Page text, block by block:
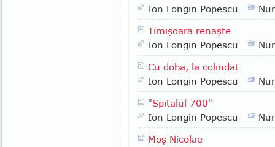
Ion Longin Popescu
Timişoara renaşte
Ion Longin Popescu
Cu doba, la colindat
Ion Longin Popescu
"Spitalul 700"
Ion Longin Popescu
Moş Nicolae